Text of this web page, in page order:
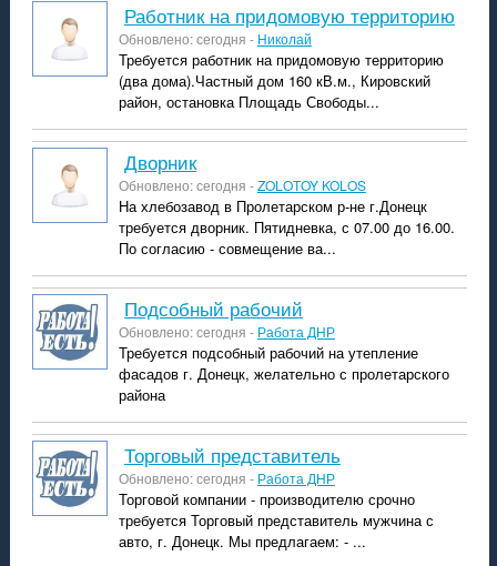
Работник на придомовую территорию
Обновлено: сегодня - Николай
Требуется работник на придомовую территорию
(два дома).Частный дом 160 кВ.м., Кировский
район, остановка Площадь Свободы...
Дворник
Обновлено: сегодня -ZOLOTOY KOLOS
На хлебозавод в Пролетарском р-не г.Донецк
требуется дворник. Пятидневка, с 07.00 до 16.00.
По согласию - совмещение ва...
подсобный рабочий
Обновлено: сегодня - Работа ДНР
Требуется подсобный рабочий на утепление
фасадов г. Донецк, желательно с пролетарского
района
торговый представитель
Обновлено: сегодня - Работа ДНР
Торговой компании - производителю срочно
требуется Торговый представитель мужчина с
авто, г. Донецк. Мы предлагаем: - ...